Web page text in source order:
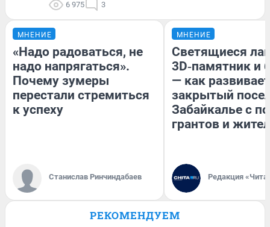
6 975 3
МНЕНИЕ
«Надо радоваться, не
надо напрягаться».
Почему зумеры
перестали стремиться
к успеху
Станислав Ринчиндабаев
МНЕНИЕ
Светящиеся
3D‑памятник и
— как
закрытый
Забайкалье с
грантов и
Редакция
РЕКОМЕНДУЕМ